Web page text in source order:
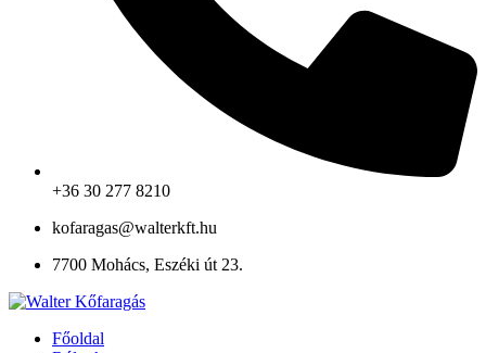
+36 30 277 8210
kofaragas@walterkft.hu
7700 Mohács, Eszéki út 23.
Főoldal